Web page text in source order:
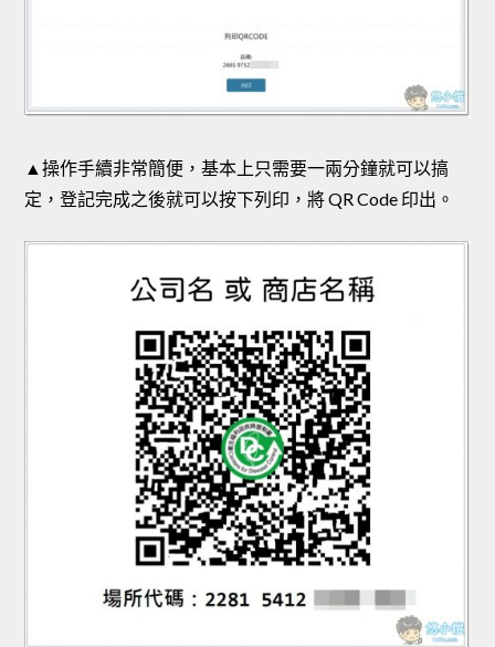
▲操作手續非常簡便，基本上只需要一兩分鐘就可以搞
定，登記完成之後就可以按下列印，將 QR Code 印出。